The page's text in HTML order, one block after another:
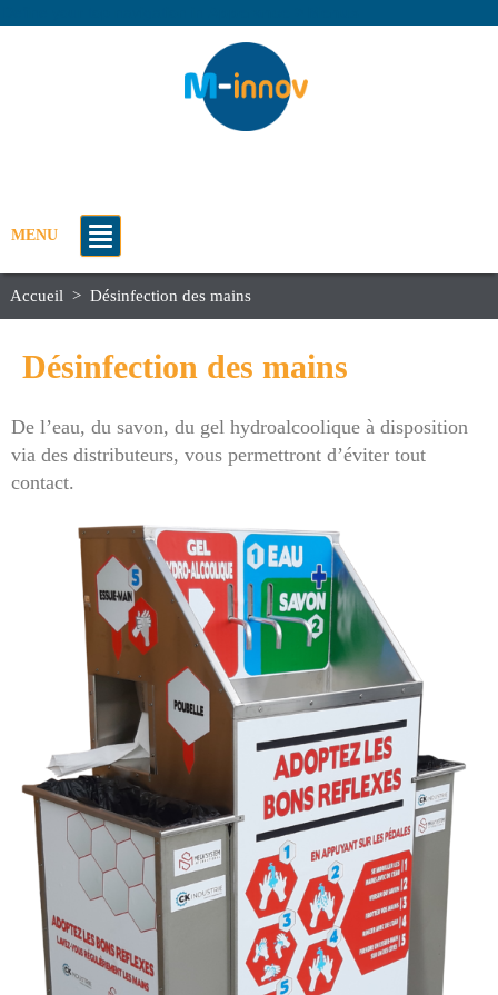
MENU
Accueil > Désinfection des mains
Désinfection des mains
De l’eau, du savon, du gel hydroalcoolique à disposition
via des distributeurs, vous permettront d’éviter tout
contact.